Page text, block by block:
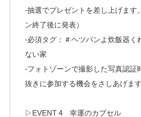
-抽選でプレゼントを差し上げます
ン終了後に発表）⠀
-必須タグ：＃ヘツパンよ炊飯器く
ない家 ⠀
-フォトゾーンで撮影した写真認証
抜きに参加する機会をさしあげます
▷EVENT 4 幸運のカプセル⠀